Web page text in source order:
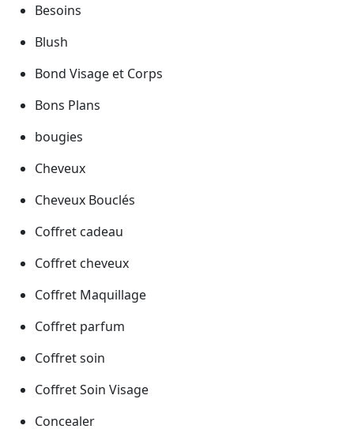
Besoins
Blush
Bond Visage et Corps
Bons Plans
bougies
Cheveux
Cheveux Bouclés
Coffret cadeau
Coffret cheveux
Coffret Maquillage
Coffret parfum
Coffret soin
Coffret Soin Visage
Concealer